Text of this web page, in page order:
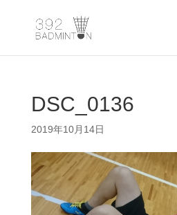
DSC_0136
2019年10月14日